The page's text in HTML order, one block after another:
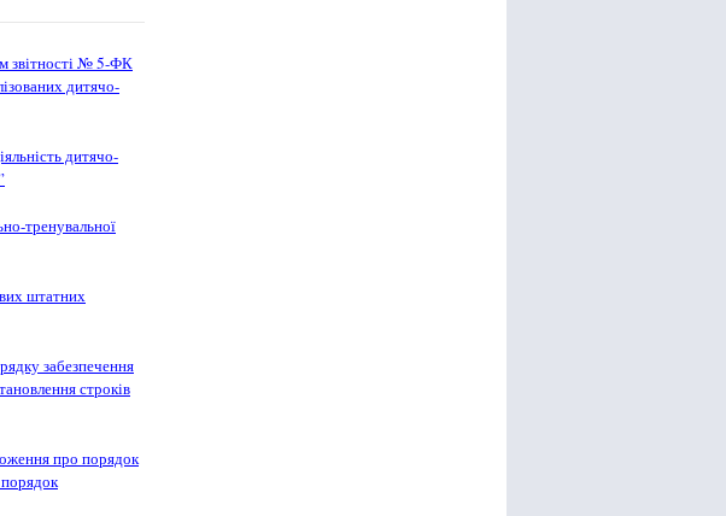
звітності № 5-ФК
дитячо-
дитячо-
тренувальної
штатних
забезпечення
строків
про порядок
порядок